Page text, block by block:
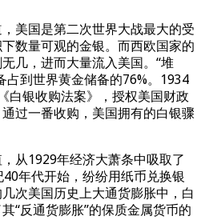
国是第二次世界大战最大的受
数量可观的金银。而西欧国家的
几，进而大量流入美国。“堆
占到世界黄金储备的76%。1934
白银收购法案》，授权美国财政
过一番收购，美国拥有的白银骤
1929年经济大萧条中吸取了
年代开始，纷纷用纸币兑换银
次美国历史上大通货膨胀中，白
“反通货膨胀”的保质金属货币的